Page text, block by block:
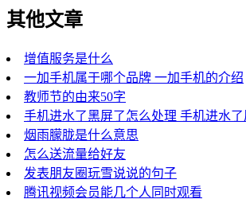
其他文章
增值服务是什么
一加手机属于哪个品牌 一加手机的介绍
教师节的由来50字
手机进水了黑屏了怎么处理 手机进水
烟雨朦胧是什么意思
怎么送流量给好友
发表朋友圈玩雪说说的句子
腾讯视频会员能几个人同时观看